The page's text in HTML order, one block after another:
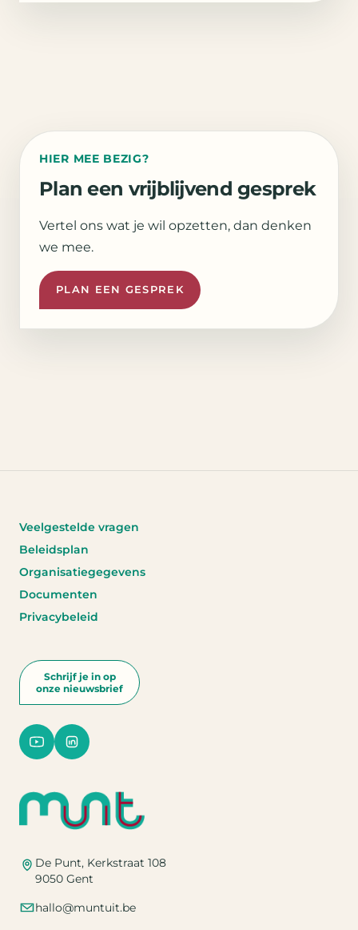
HIER MEE BEZIG?
Plan een vrijblijvend gesprek
Vertel ons wat je wil opzetten, dan denken
we mee.
PLAN EEN GESPREK
De Punt, Kerkstraat 108
9050 Gent
hallo@muntuit.be
Schrijf je in op
onze nieuwsbrief
Veelgestelde vragen
Beleidsplan
Organisatiegegevens
Documenten
Privacybeleid